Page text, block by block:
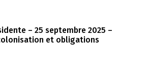
– 25 septembre 2025 –
et obligations